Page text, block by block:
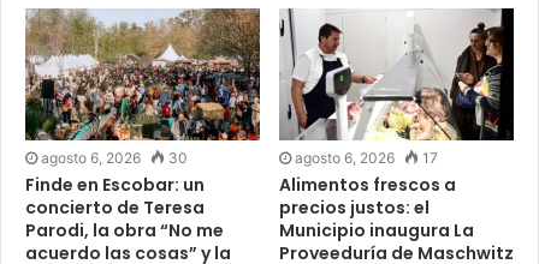
agosto 6, 2026 30
Finde en Escobar: un
concierto de Teresa
Parodi, la obra “No me
acuerdo las cosas” y la
agosto 6, 2026 17
Alimentos frescos a
precios justos: el
Municipio inaugura La
Proveeduría de Maschwitz